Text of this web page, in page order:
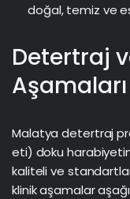
doğal, temiz ve
Detertraj
Aşamaları
Malatya detertraj
eti) doku
kaliteli ve
klinik aşamalar